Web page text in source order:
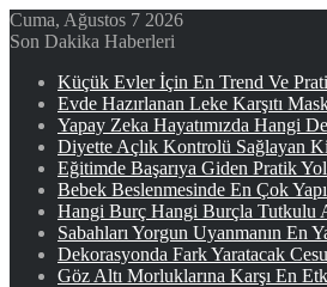
Cuma, Ağustos 7 2026
Son Dakika Haberleri
Küçük Evler İçin En Trend Ve
Evde Hazırlanan Leke Karşıtı
Yapay Zeka Hayatımızda Hangi
Diyette Açlık Kontrolü Sağlayan
Eğitimde Başarıya Giden Pratik
Bebek Beslenmesinde En Çok
Hangi Burç Hangi Burçla Tutkulu
Sabahları Yorgun Uyanmanın En
Dekorasyonda Fark Yaratacak
Göz Altı Morluklarına Karşı En